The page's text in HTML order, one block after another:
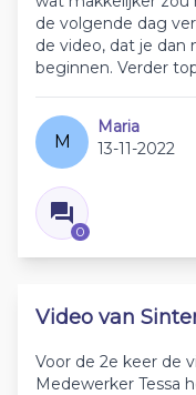
de volgende dag
de video, dat je
beginnen. Verder
M
Maria
13-11-2022
0
Video van
Voor de 2e keer de
Medewerker Tessa